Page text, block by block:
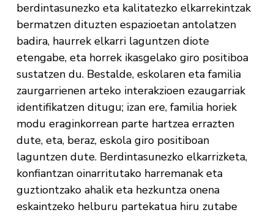
berdintasunezko eta kalitatezko elkarrekintzak
bermatzen dituzten espazioetan antolatzen
badira, haurrek elkarri laguntzen diote
etengabe, eta horrek ikasgelako giro positiboa
sustatzen du. Bestalde, eskolaren eta familia
zaurgarrienen arteko interakzioen ezaugarriak
identifikatzen ditugu; izan ere, familia horiek
modu eraginkorrean parte hartzea errazten
dute, eta, beraz, eskola giro positiboan
laguntzen dute. Berdintasunezko elkarrizketa,
konfiantzan oinarritutako harremanak eta
guztiontzako ahalik eta hezkuntza onena
eskaintzeko helburu partekatua hiru zutabe